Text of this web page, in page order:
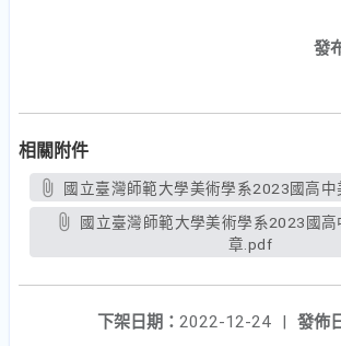
發
相關附件
國立臺灣師範大學美術學系2023國高中
章.pdf
發佈
下架日期： 2022-12-24
|